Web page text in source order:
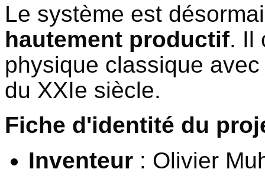
Le système est
hautement productif. Il
physique classique
du XXIe siècle.
Fiche d'identité du
Inventeur : Olivier